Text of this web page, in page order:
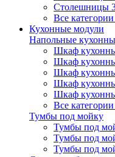
Столешницы
Все
Кухонные модули
Напольные
Шкаф
Шкаф
Шкаф
Шкаф
Шкаф
Все
Тумбы под мойку
Тумбы под
Тумбы под
Тумбы под